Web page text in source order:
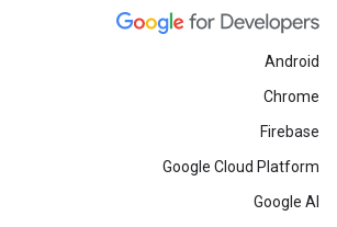
Android
Chrome
Firebase
Google Cloud Platform
Google AI